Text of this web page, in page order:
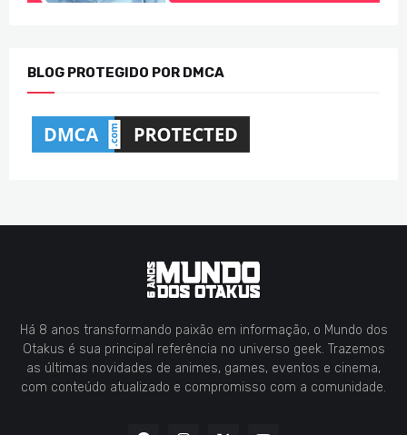
BLOG PROTEGIDO POR DMCA
Há 8 anos transformando paixão em informação, o Mundo dos
Otakus é sua principal referência no universo geek. Trazemos
as últimas novidades de animes, games, eventos e cinema,
com conteúdo atualizado e compromisso com a comunidade.